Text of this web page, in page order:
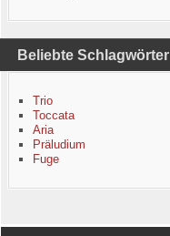
Beliebte Schlagwörter
Trio
Toccata
Aria
Präludium
Fuge